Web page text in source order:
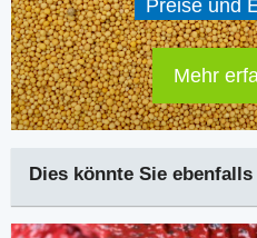
Preise und
Mehr
Dies könnte Sie